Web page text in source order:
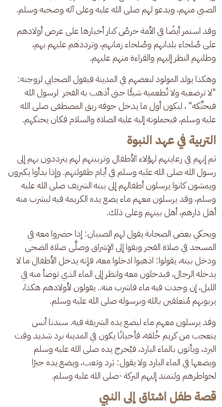
الصبي منهم، ويدعو لهم صلى الله عليه وعلى آله وصحبه وسلم.
وقد استمر أيضًا في الأمة حرصُ كبار أخيارها على عرض أولادهم
على صُلحاء بلدانهم وصُلحاء زمانهم، وترددهم عليهم بهم،
وطلبهم النظر إليهم والقراءة منهم عليهم.
وهكذا يولد المولود لبعضهم في المدينة فيقول الصحابي لزوجته:
"لا ترضعيه ولا تُطعميه شيئًا حتى أذهب به الفجر  لرسول الله
فيحنِّكه" ، ليكون أول ما يدخل جوفه ريق المصطفى صلى الله
عليه وسلم، فيحملونه إليه عليه الصلاة والسلام فكان يحنكهم.
التربية في عهد النبوة
ثم إنهم في رعايتهم لهؤلاء الأطفال وتربيتهم لهم يترددون بهم إلى
رسول الله صلى الله عليه وسلم في أيام طفولتهم. وإذا بدأوا يكبرون
ويمشون كانوا يرسلون أطفالهم إلى بيته الشريف صلى الله عليه
وسلم، وقد يرسلون معهم ماء يضع يده الكريمة فيه ليشرب منه
أهل دارهم، أهل بيتهم وعلى ذلك.
ويحكي بعض الصحابة يقول لهم الصبيان: إذا حضروا معه في
المسجد في صلاة الفجر وبقوا إلى الإشراق وصلَّى صلاة الضحى
ودخل بيته، يقولوا: اذهبوا ادخلوا معه، فإنه يدخل الأطفال ما لا
يدخله الرجال، فيدخلون معه وانظر إلى الماء الذي توضأ منه في
الليل، إن وجدت فيه ماء فاشرب منه.. يقولون لأولادهم هكذا،
يربونهم مُتعلقين بالله وبرسوله صلى الله عليه وسلم.
وقد يرسلون معهم ماء ليضع يده الشريفة فيه. سيدنا أنس
يتعجب من كريم خُلقه، فأحيانًا يكون في المدينة برد شديد وقت
البرد، ويأتون بالماء البارد، فيُخرج يده صلى الله عليه وسلم
ويضعها في الماء البارد ولا يقول: بَرد وتعب، ويضع يده جبرًا
لخواطرهم ولتمتد إليهم البركة -صلى الله عليه وسلم.
قصة طفل اشتاق إلى النبي